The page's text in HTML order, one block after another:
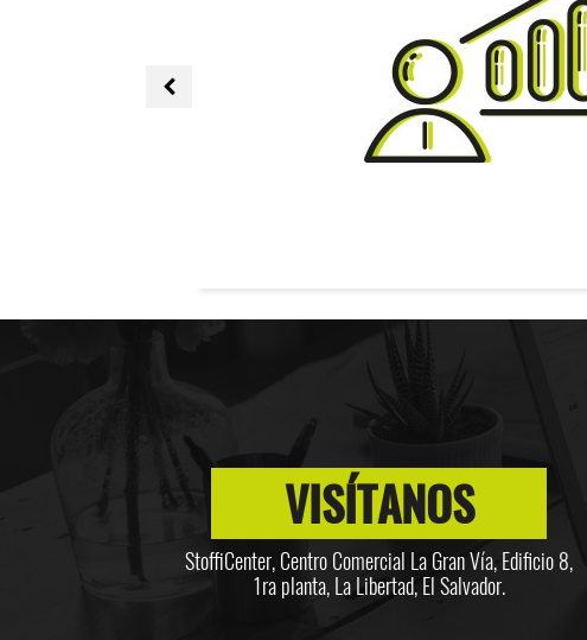
VISÍTANOS
StoffiCenter, Centro Comercial La Gran Vía, Edificio 8,
1ra planta, La Libertad, El Salvador.